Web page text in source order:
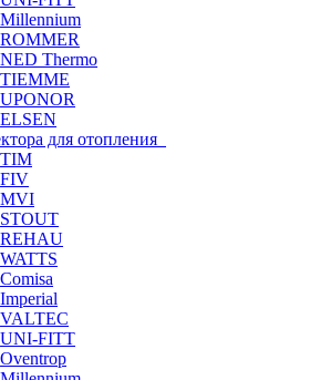
Millennium
ROMMER
NED Thermo
TIEMME
UPONOR
ELSEN
для отопления
TIM
FIV
MVI
STOUT
REHAU
WATTS
Comisa
Imperial
VALTEC
UNI-FITT
Oventrop